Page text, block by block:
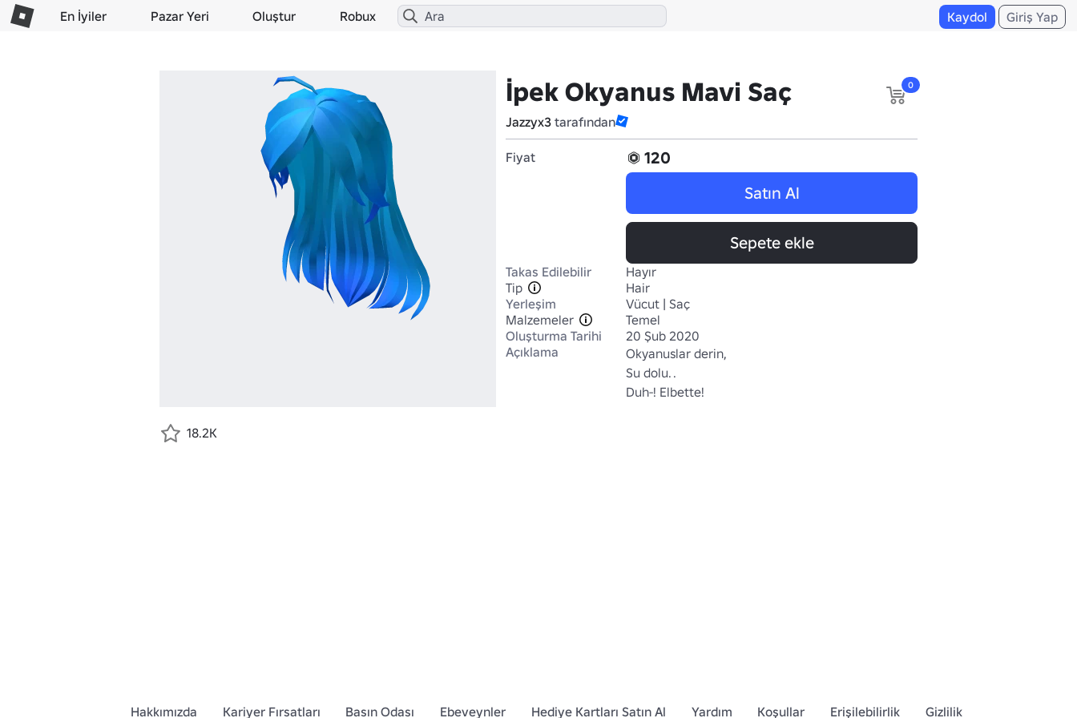
En İyiler Pazar Yeri Oluştur Robux Kaydol Giriş Yap
İpek Okyanus Mavi Saç
Jazzyx3 tarafından
0
Fiyat
120
Satın Al
Sepete ekle
Takas Edilebilir
Hayır
Tip
Hair
Yerleşim
Vücut | Saç
Malzemeler
Temel
Oluşturma Tarihi
20 Şub 2020
Açıklama
Okyanuslar derin,
Su dolu. .
Duh-! Elbette!
18.2K
Hakkımızda Kariyer Fırsatları Basın Odası Ebeveynler Hediye Kartları Satın Al Yardım Koşullar Erişilebilirlik Gizlilik